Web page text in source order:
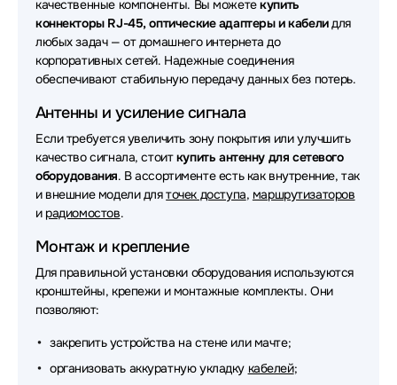
Аксессуары для сетевого оборудования Триколор
Аксессуары для сетевого оборудования Lonte
Аксессуары для сетевого оборудования Fibo
Аксессуары для сетевого оборудования Digma
Аксессуары для сетевого оборудования JPC
Аксессуары для сетевого оборудования
Greenconnect
Аксессуары для сетевого оборудования Zyxel
Аксессуары для сетевого оборудования PowerTone
Аксессуары для сетевого оборудования Nvidia
качественные компоненты. Вы можетекупить
коннекторы RJ-45, оптические адаптеры и кабелидля
любых задач — от домашнего интернета до
корпоративных сетей. Надежные соединения
обеспечивают стабильную передачу данных без потерь.
Антенны и усиление сигнала
Если требуется увеличить зону покрытия или улучшить
качество сигнала, стоиткупить антенну для сетевого
оборудования. В ассортименте есть как внутренние, так
и внешние модели дляточек доступа, маршрутизаторов
и радиомостов.
Монтаж и крепление
Для правильной установки оборудования используются
кронштейны, крепежи и монтажные комплекты. Они
позволяют:
закрепить устройства на стене или мачте;
организовать аккуратную укладку кабелей;